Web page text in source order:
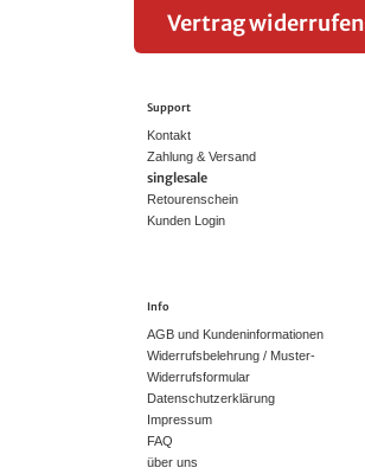
Vertrag widerrufen
Support
Kontakt
Zahlung & Versand
singlesale
Retourenschein
Kunden Login
Info
AGB und Kundeninformationen
Widerrufsbelehrung / Muster-
Widerrufsformular
Datenschutzerklärung
Impressum
FAQ
über uns